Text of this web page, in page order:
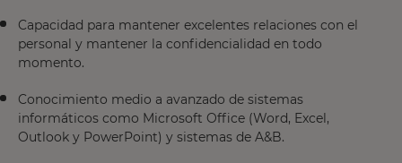
Capacidad para mantener excelentes relaciones con el
personal y mantener la confidencialidad en todo
momento.
Conocimiento medio a avanzado de sistemas
informáticos como Microsoft Office (Word, Excel,
Outlook y PowerPoint) y sistemas de A&B.